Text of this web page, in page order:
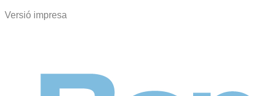
Versió impresa